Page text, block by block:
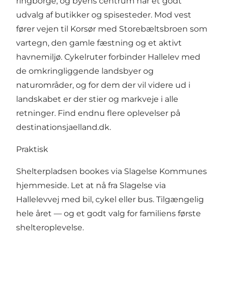
udvalg af butikker og spisesteder. Mod vest
fører vejen til Korsør med Storebæltsbroen som
vartegn, den gamle fæstning og et aktivt
havnemiljø. Cykelruter forbinder Hallelev med
de omkringliggende landsbyer og
naturområder, og for dem der vil videre ud i
landskabet er der stier og markveje i alle
retninger. Find endnu flere oplevelser på
destinationsjaelland.dk.
Praktisk
Shelterpladsen bookes via Slagelse Kommunes
hjemmeside. Let at nå fra Slagelse via
Hallelevvej med bil, cykel eller bus. Tilgængelig
hele året — og et godt valg for familiens første
shelteroplevelse.